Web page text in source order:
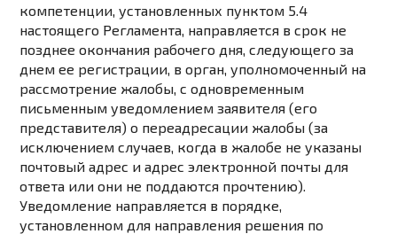
компетенции, установленных пунктом 5.4
настоящего Регламента, направляется в срок не
позднее окончания рабочего дня, следующего за
днем ее регистрации, в орган, уполномоченный на
рассмотрение жалобы, с одновременным
письменным уведомлением заявителя (его
представителя) о переадресации жалобы (за
исключением случаев, когда в жалобе не указаны
почтовый адрес и адрес электронной почты для
ответа или они не поддаются прочтению).
Уведомление направляется в порядке,
установленном для направления решения по